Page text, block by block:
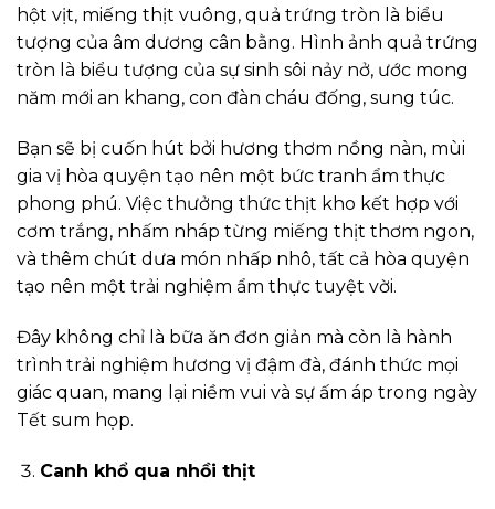
hột vịt, miếng thịt vuông, quả trứng tròn là biểu
tượng của âm dương cân bằng. Hình ảnh quả trứng
tròn là biểu tượng của sự sinh sôi nảy nở, ước mong
năm mới an khang, con đàn cháu đống, sung túc.
Bạn sẽ bị cuốn hút bởi hương thơm nồng nàn, mùi
gia vị hòa quyện tạo nên một bức tranh ẩm thực
phong phú. Việc thưởng thức thịt kho kết hợp với
cơm trắng, nhấm nháp từng miếng thịt thơm ngon,
và thêm chút dưa món nhấp nhô, tất cả hòa quyện
tạo nên một trải nghiệm ẩm thực tuyệt vời.
Đây không chỉ là bữa ăn đơn giản mà còn là hành
trình trải nghiệm hương vị đậm đà, đánh thức mọi
giác quan, mang lại niềm vui và sự ấm áp trong ngày
Tết sum họp.
Canh khổ qua nhồi thịt